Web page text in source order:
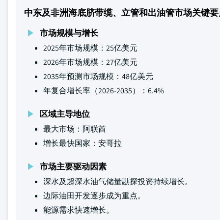
中东及非洲海底脐带缆、立管和出油管市场关键
市场规模与增长
2025年市场规模：25亿美元
2026年市场规模：27亿美元
2035年预测市场规模：48亿美元
年复合增长率（2026-2035）：6.4%
区域主导地位
最大市场：阿联酋
增长最快国家：安哥拉
市场主要驱动因素
深水及超深水油气储量勘探投资持续增长。
边际油田开发逐步成为重点。
能源需求快速增长。